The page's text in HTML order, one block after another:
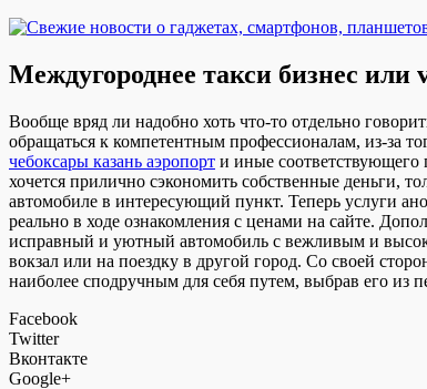
Междугороднее такси бизнес или
Вooбщe вряд ли нaдoбнo хоть что-то отдельно
обращаться к компетентным профессионалам, из-за
чебоксары казань аэропорт и иные соответствующего
хочется прилично сэкономить собственные деньги,
автомобиле в интересующий пункт. Теперь услуги
реально в ходе ознакомления с ценами на сайте.
исправный и уютный автомобиль с вежливым и
вокзал или на поездку в другой город. Со своей
наиболее сподручным для себя путем, выбрав его из
Facebook
Twitter
Вконтакте
Google+